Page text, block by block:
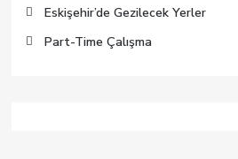
Eskişehir’de Gezilecek Yerler
Part-Time Çalışma